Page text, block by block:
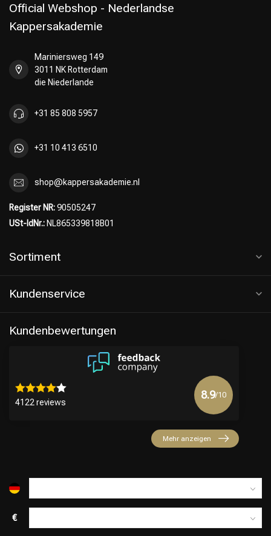
Umformung
Official Webshop - Nederlandse
Kappersakademie
Mariniersweg 149
3011 NK Rotterdam
die Niederlande
+31 85 808 5957
+31 10 413 6510
shop@kappersakademie.nl
Register NR:90505247
USt-IdNr.: NL865339818B01
Sortiment
Kundenservice
Kundenbewertungen
4122 reviews
8.9/10
Mehr anzeigen
€